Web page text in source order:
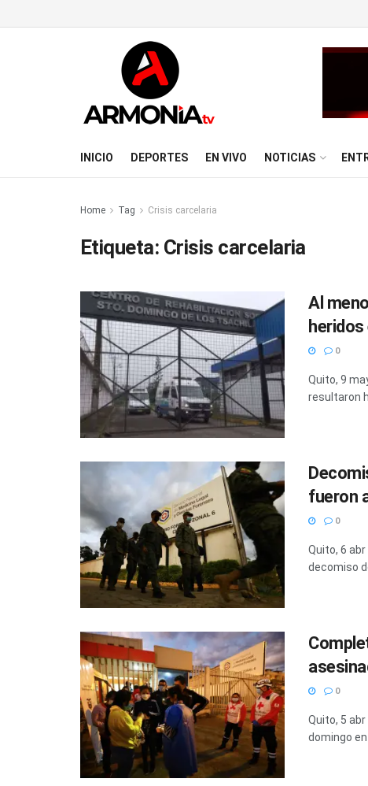
INICIO DEPORTES EN VIVO NOTICIAS
Home Tag Crisis carcelaria
Etiqueta: Crisis carcelaria
Al
0
Quito, 9
resultaron
fueron
0
Quito, 6
decomiso
0
Quito, 5
domingo